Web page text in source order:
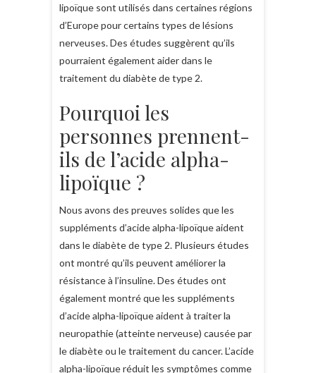
lipoïque sont utilisés dans certaines régions
d’Europe pour certains types de lésions
nerveuses. Des études suggèrent qu’ils
pourraient également aider dans le
traitement du diabète de type 2.
Pourquoi les
personnes prennent-
ils de l’acide alpha-
lipoïque ?
Nous avons des preuves solides que les
suppléments d’acide alpha-lipoïque aident
dans le diabète de type 2. Plusieurs études
ont montré qu’ils peuvent améliorer la
résistance à l’insuline. Des études ont
également montré que les suppléments
d’acide alpha-lipoïque aident à traiter la
neuropathie (atteinte nerveuse) causée par
le diabète ou le traitement du cancer. L’acide
alpha-lipoïque réduit les symptômes comme